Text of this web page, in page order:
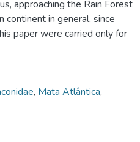
approaching the Rain Forest
in general, since
paper were carried only for
, Mata Atlântica,